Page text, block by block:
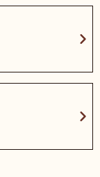
chevron_right
chevron_right